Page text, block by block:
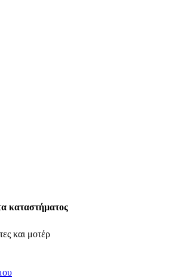
καταστήματος
και μοτέρ